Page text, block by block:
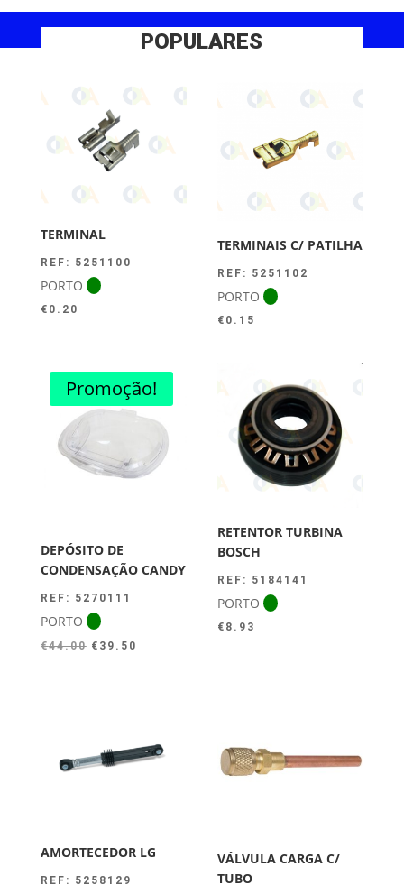
POPULARES
TERMINAL
REF: 5251100
PORTO
€ 0.20
TERMINAIS C/ PATILHA
REF: 5251102
PORTO
€ 0.15
Promoção!
DEPÓSITO DE
CONDENSAÇÃO CANDY
REF: 5270111
PORTO
€44.00 O
€ 39.50
RETENTOR TURBINA
BOSCH
REF: 5184141
PORTO
€ 8.93
AMORTECEDOR LG
REF: 5258129
VÁLVULA CARGA C/
TUBO